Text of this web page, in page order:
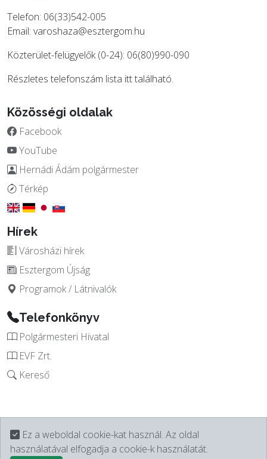
Ez a weboldal cookie-kat használ. Az oldal
használatával elfogadja a cookie-k használatát.
Telefon: 06(33)542-005
Email: varoshaza@esztergom.hu
Közterület-felügyelők (0-24): 06(80)990-090
Részletes telefonszám lista itttalálható.
Közösségi oldalak
Facebook
YouTube
Hernádi Ádám polgármester
Térkép
Hírek
Városházi hírek
Esztergom Újság
Programok / Látnivalók
Telefonkönyv
Polgármesteri Hivatal
EVF Zrt.
Kereső